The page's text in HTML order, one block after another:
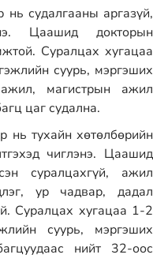
нь судалгааны аргазүй,
Цаашид докторын
Суралцах хугацаа
суурь, мэргэших
магистрын ажил
цаг судална.
нь тухайн хөтөлбөрийн
чиглэнэ. Цаашид
суралцахгүй, ажил
ур чадвар, дадал
Суралцах хугацаа 1-2
суурь, мэргэших
нийт 32-оос